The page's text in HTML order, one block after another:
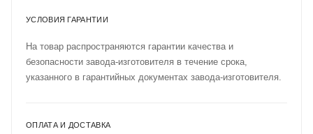
УСЛОВИЯ ГАРАНТИИ
На товар распространяются гарантии качества и
безопасности завода-изготовителя в течение срока,
указанного в гарантийных документах завода-изготовителя.
ОПЛАТА И ДОСТАВКА